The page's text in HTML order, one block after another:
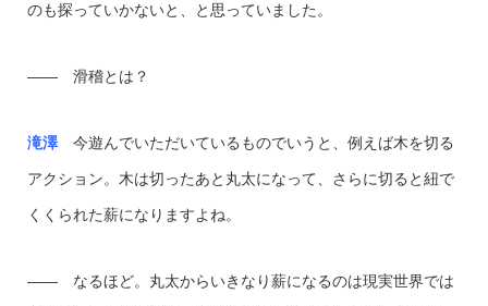
のも探っていかないと、と思っていました。
―― 滑稽とは？
滝澤今遊んでいただいているものでいうと、例えば木を切る
アクション。木は切ったあと丸太になって、さらに切ると紐で
くくられた薪になりますよね。
―― なるほど。丸太からいきなり薪になるのは現実世界では